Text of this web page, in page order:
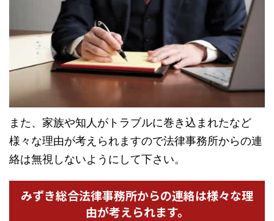
また、家族や知人がトラブルに巻き込まれたなど
様々な理由が考えられますので法律事務所からの連
絡は無視しないようにして下さい。
みずき総合法律事務所からの連絡は様々な理
由が考えられます。